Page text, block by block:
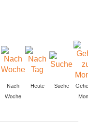
Nach
Woche
Heute Suche